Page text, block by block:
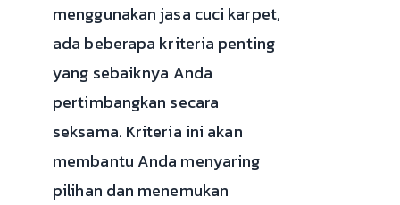
menggunakan jasa cuci karpet,
ada beberapa kriteria penting
yang sebaiknya Anda
pertimbangkan secara
seksama. Kriteria ini akan
membantu Anda menyaring
pilihan dan menemukan